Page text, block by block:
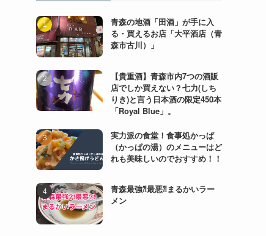
青森の地酒「田酒」が手に入
る・買えるお店「大平酒店（青
森市古川）」
【貴重酒】青森市内7つの酒販
店でしか買えない？七力(しち
りき)と言う日本酒の限定450本
「Royal Blue」。
実力派の食堂！食事処かっぱ
（かっぱの湯）のメニューはど
れも美味しいのでおすすめ！！
青森最強⁈最悪⁈まるかいラー
メン